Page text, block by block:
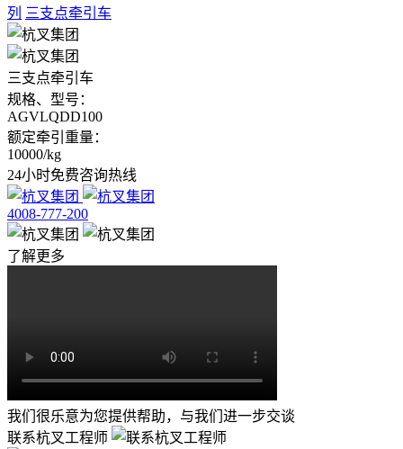
列 三支点牵引车
三支点牵引车
规格、型号：
AGVLQDD100
额定牵引重量：
10000/kg
24小时免费咨询热线
4008-777-200
了解更多
我们很乐意为您提供帮助，与我们进一步交谈
联系杭叉工程师